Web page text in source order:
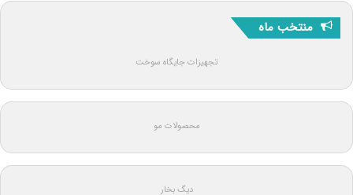
منتخب ماه
تجهیزات جایگاه سوخت
محصولات مو
دیگ بخار